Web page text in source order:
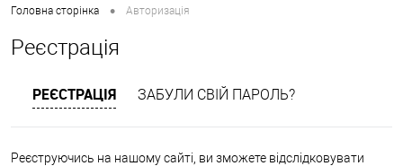
Головна сторінка • Авторизація
Реєстрація
РЕЄСТРАЦІЯ ЗАБУЛИ СВІЙ ПАРОЛЬ?
Реєструючись на нашому сайті, ви зможете відслідковувати